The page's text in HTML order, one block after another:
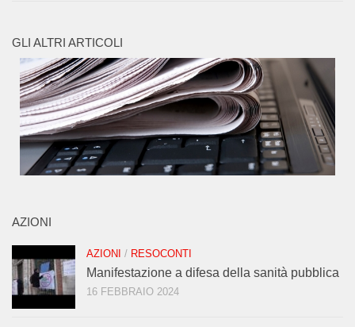
GLI ALTRI ARTICOLI
AZIONI
AZIONI / RESOCONTI
Manifestazione a difesa della sanità pubblica
16 FEBBRAIO 2024